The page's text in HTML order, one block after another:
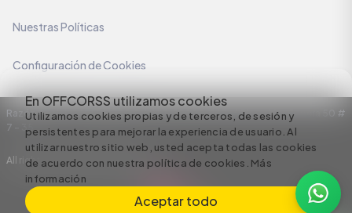
En OFFCORSS utilizamos cookies
Utilizamos cookies propias y de terceros, de sesión y
persistentes para mejorar la experiencia de usuario. Al
utilizar nuestro sitio web, usted acepta todas las cookies
de acuerdo con nuestra política de cookies. Más
información
Aceptar todo
Nuestras Políticas
Configuración de Cookies
Razón Social: C.I HERMECO S.A. NIT: 890924167-6 Dirección: Carrera 50 #
7 – 35
All rights reserved empowered by